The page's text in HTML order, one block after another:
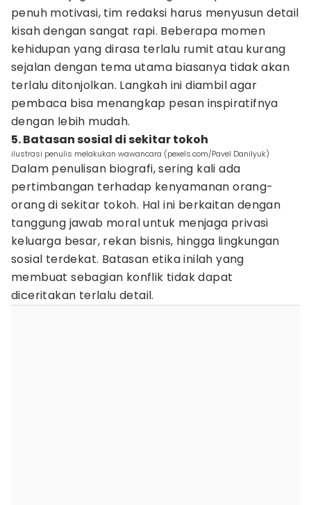
penuh motivasi, tim redaksi harus menyusun detail
kisah dengan sangat rapi. Beberapa momen
kehidupan yang dirasa terlalu rumit atau kurang
sejalan dengan tema utama biasanya tidak akan
terlalu ditonjolkan. Langkah ini diambil agar
pembaca bisa menangkap pesan inspiratifnya
dengan lebih mudah.
5. Batasan sosial di sekitar tokoh
ilustrasi penulis melakukan wawancara (pexels.com/Pavel Danilyuk)
Dalam penulisan biografi, sering kali ada
pertimbangan terhadap kenyamanan orang-
orang di sekitar tokoh. Hal ini berkaitan dengan
tanggung jawab moral untuk menjaga privasi
keluarga besar, rekan bisnis, hingga lingkungan
sosial terdekat. Batasan etika inilah yang
membuat sebagian konflik tidak dapat
diceritakan terlalu detail.